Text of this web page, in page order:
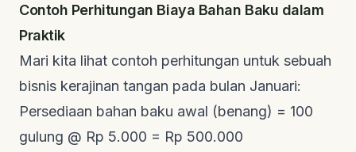
Contoh Perhitungan Biaya Bahan Baku dalam
Praktik
Mari kita lihat contoh perhitungan untuk sebuah
bisnis kerajinan tangan pada bulan Januari:
Persediaan bahan baku awal (benang) = 100
gulung @ Rp 5.000 = Rp 500.000